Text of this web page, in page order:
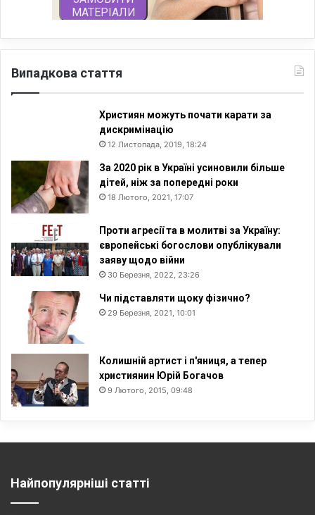
Випадкова стаття
Християн можуть почати карати за
дискримінацію
12 Листопада, 2019, 18:24
За 2020 рік в Україні усиновили більше
дітей, ніж за попередні роки
18 Лютого, 2021, 17:07
Проти агресії та в молитві за Україну:
європейські богослови опублікували
заяву щодо війни
30 Березня, 2022, 23:26
Чи підставляти щоку фізично?
29 Березня, 2021, 10:01
Колишній артист і п'яниця, а тепер
християнин Юрій Богачов
9 Лютого, 2015, 09:48
Найпопулярніші статті